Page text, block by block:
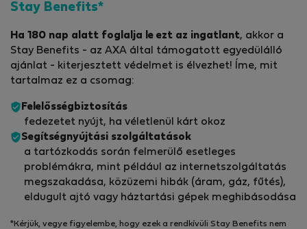
Stay Benefits*
Ha 180 nap alatt foglalja le ezt az ingatlant, akkor a
Stay Benefits - az AXA által támogatott egyedülálló
ajánlat - kiterjesztett védelmet is élvezhet! Íme, mit
tartalmaz ez a csomag:
Felelősségbiztosítás
fedezetet nyújt, ha véletlenül kárt okoz
Segítségnyújtási szolgáltatások
a tartózkodás során felmerülő esetleges
problémákra, mint például az internetszolgáltatás
megszakadása, közüzemi hibák (áram, gáz, fűtés),
eldugult ajtó vagy háztartási gépek meghibásodása
*Kérjük, vegye figyelembe, hogy ezek a rendkívüli Stay Benefits nem